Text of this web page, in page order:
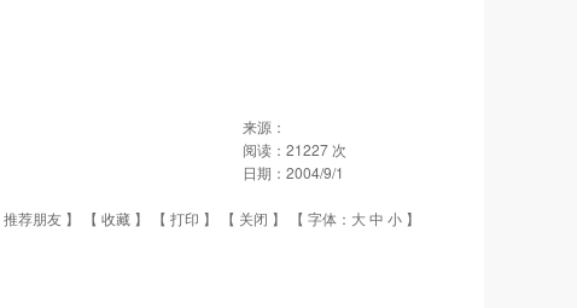
来源：
阅读： 21227 次
日期： 2004/9/1
推荐朋友 】 【 收藏 】 【 打印 】 【 关闭 】 【 字体： 大中 小 】